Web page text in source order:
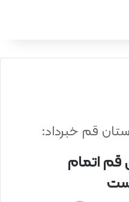
قم اتمام
قم خبرداد: